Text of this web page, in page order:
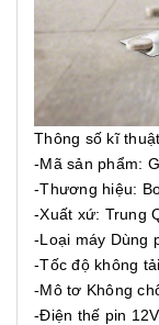
Thông số kĩ thuật
-Mã sản phẩm:
-Thương hiệu:
-Xuất xứ: Trung
-Loại máy Dùng
-Tốc độ không
-Mô tơ Không
-Điện thế pin 12V